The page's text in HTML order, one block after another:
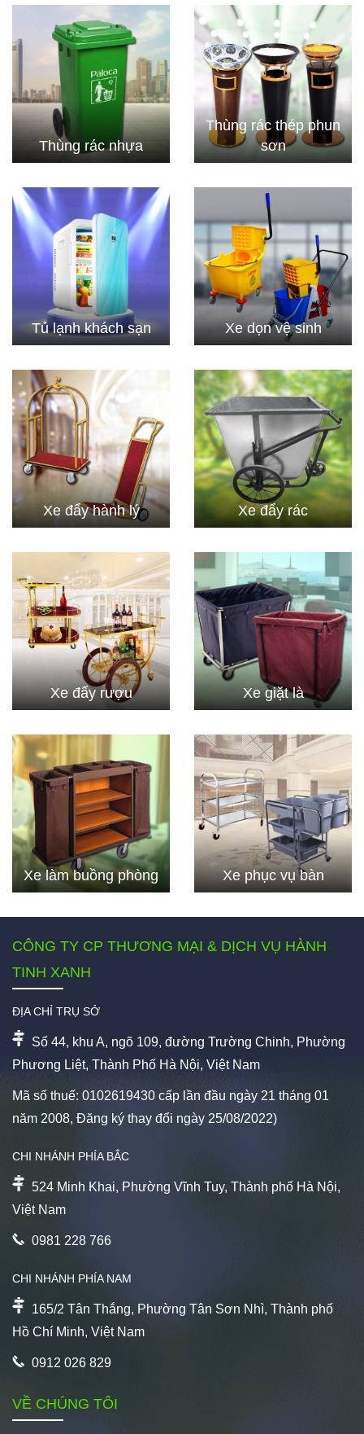
Thùng rác nhựa
Thùng rác thép phun
sơn
Tủ lạnh khách sạn Xe dọn vệ sinh
Xe đẩy hành lý Xe đẩy rác
Xe đẩy rượu Xe giặt là
Xe làm buồng phòng Xe phục vụ bàn
CÔNG TY CP THƯƠNG MẠI & DỊCH VỤ HÀNH
TINH XANH
ĐỊA CHỈ TRỤ SỞ
Số 44, khu A, ngõ 109, đường Trường Chinh, Phường
Phương Liệt, Thành Phố Hà Nội, Việt Nam
Mã số thuế: 0102619430 cấp lần đầu ngày 21 tháng 01
năm 2008, Đăng ký thay đổi ngày 25/08/2022)
CHI NHÁNH PHÍA BẮC
524 Minh Khai, Phường Vĩnh Tuy, Thành phố Hà Nội,
Việt Nam
0981 228 766
CHI NHÁNH PHÍA NAM
165/2 Tân Thắng, Phường Tân Sơn Nhì, Thành phố
Hồ Chí Minh, Việt Nam
0912 026 829
VỀ CHÚNG TÔI